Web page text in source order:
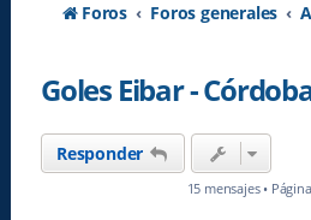
Foros Foros generales
Goles Eibar -
Responder
15 mensajes • Página